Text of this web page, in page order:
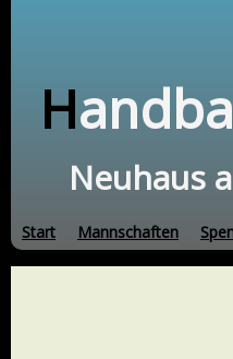
H
Neuhaus
Start Mannschaften